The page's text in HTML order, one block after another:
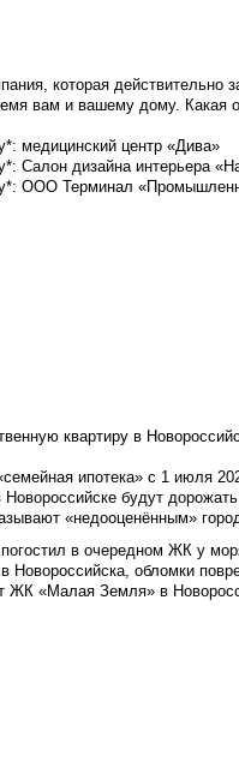
которая действительно
вам и вашему дому. Какая
медицинский центр «Дива»
Салон дизайна интерьера
ООО Терминал
квартиру в
ипотека» с 1 июля
будут
«недооценённым»
в очередном ЖК у
Новороссийска, обломки
ЖК «Малая Земля» в